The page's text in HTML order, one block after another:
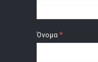
Όνομα*